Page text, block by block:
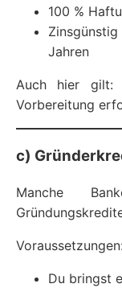
100 %
Jahren
Auch hier gilt:
Vorbereitung
c)
Manche
Voraussetzungen:
Du bringst